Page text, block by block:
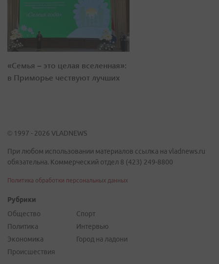
«Семья – это целая вселенная»:
в Приморье чествуют лучших
© 1997 - 2026 VLADNEWS
При любом использовании материалов ссылка на vladnews.ru
обязательна. Коммерческий отдел 8 (423) 249-8800
Политика обработки персональных данных
Рубрики
Общество
Политика
Экономика
Происшествия
Спорт
Интервью
Город на ладони